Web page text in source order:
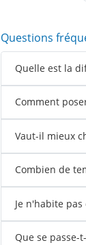
Questions
Quelle est la
Comment
Vaut-il mieux
Combien de
Je n'habite
Que se